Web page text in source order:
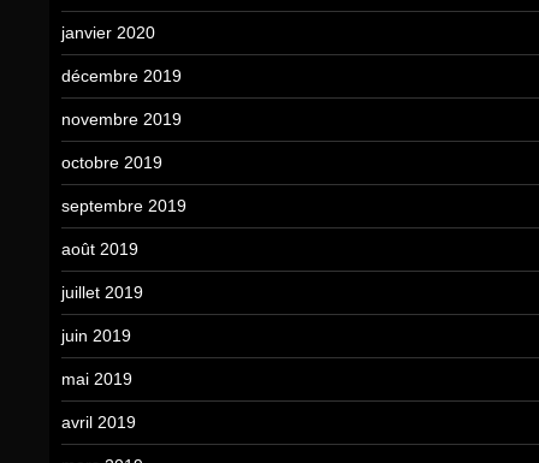
janvier 2020
décembre 2019
novembre 2019
octobre 2019
septembre 2019
août 2019
juillet 2019
juin 2019
mai 2019
avril 2019